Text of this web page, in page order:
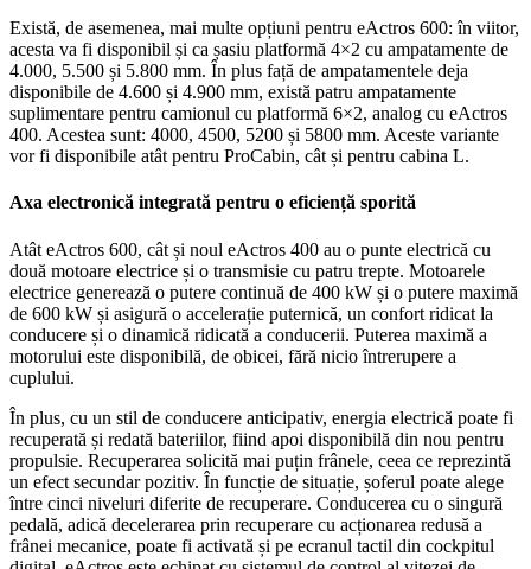
Există, de asemenea, mai multe opțiuni pentru eActros 600: în viitor,
acesta va fi disponibil și ca șasiu platformă 4×2 cu ampatamente de
4.000, 5.500 și 5.800 mm. În plus față de ampatamentele deja
disponibile de 4.600 și 4.900 mm, există patru ampatamente
suplimentare pentru camionul cu platformă 6×2, analog cu eActros
400. Acestea sunt: 4000, 4500, 5200 și 5800 mm. Aceste variante
vor fi disponibile atât pentru ProCabin, cât și pentru cabina L.
Axa electronică integrată pentru o eficiență sporită
Atât eActros 600, cât și noul eActros 400 au o punte electrică cu
două motoare electrice și o transmisie cu patru trepte. Motoarele
electrice generează o putere continuă de 400 kW și o putere maximă
de 600 kW și asigură o accelerație puternică, un confort ridicat la
conducere și o dinamică ridicată a conducerii. Puterea maximă a
motorului este disponibilă, de obicei, fără nicio întrerupere a
cuplului.
În plus, cu un stil de conducere anticipativ, energia electrică poate fi
recuperată și redată bateriilor, fiind apoi disponibilă din nou pentru
propulsie. Recuperarea solicită mai puțin frânele, ceea ce reprezintă
un efect secundar pozitiv. În funcție de situație, șoferul poate alege
între cinci niveluri diferite de recuperare. Conducerea cu o singură
pedală, adică decelerarea prin recuperare cu acționarea redusă a
frânei mecanice, poate fi activată și pe ecranul tactil din cockpitul